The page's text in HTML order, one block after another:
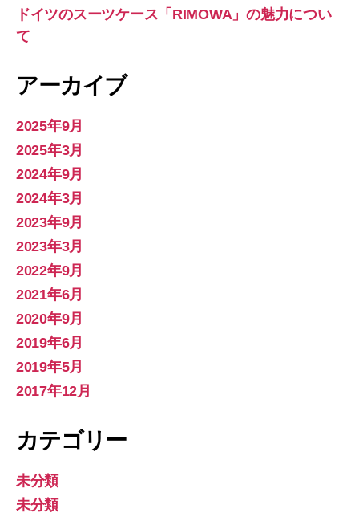
ドイツのスーツケース「RIMOWA」の魅力につい
て
アーカイブ
2025年9月
2025年3月
2024年9月
2024年3月
2023年9月
2023年3月
2022年9月
2021年6月
2020年9月
2019年6月
2019年5月
2017年12月
カテゴリー
未分類
未分類